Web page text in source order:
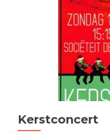
Kerstconcert